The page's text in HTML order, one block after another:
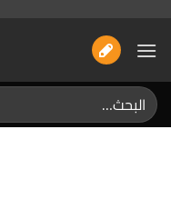
البحث
عن: